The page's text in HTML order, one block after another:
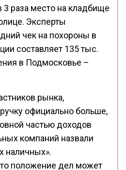
раза место на кладбище
Эксперты
чек на похороны в
составляет 135 тыс.
в Подмосковье –
рынка,
официально больше,
частью доходов
компаний назвали
наличных».
положение дел может